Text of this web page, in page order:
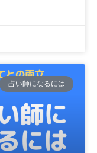
占い師になるには